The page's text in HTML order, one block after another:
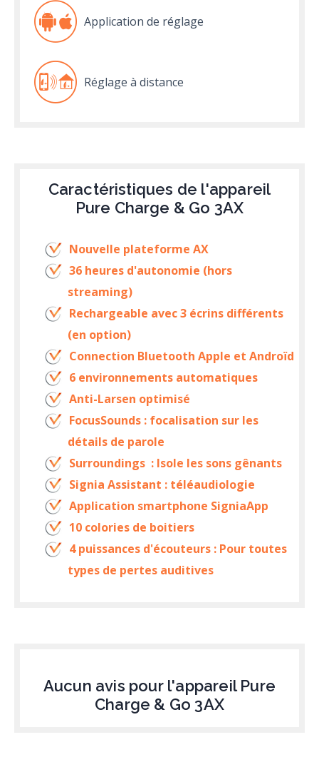
Application de réglage
Réglage à distance
Caractéristiques de l'appareil
Pure Charge & Go 3AX
Nouvelle plateforme AX
36 heures d'autonomie (hors
streaming)
Rechargeable avec 3 écrins différents
(en option)
Connection Bluetooth Apple et Androïd
6 environnements automatiques
Anti-Larsen optimisé
FocusSounds : focalisation sur les
détails de parole
Surroundings : Isole les sons gênants
Signia Assistant : téléaudiologie
Application smartphone SigniaApp
10 colories de boitiers
4 puissances d'écouteurs : Pour toutes
types de pertes auditives
Aucun avis pour l'appareil Pure
Charge & Go 3AX